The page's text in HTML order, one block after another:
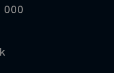
000